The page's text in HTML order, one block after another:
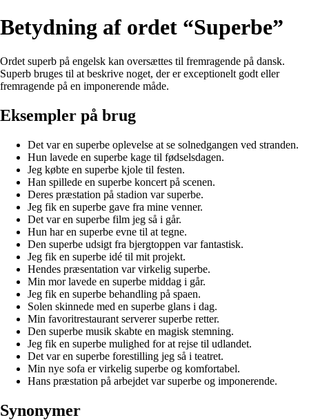
Betydning af ordet “Superbe”
Ordet superb på engelsk kan oversættes til fremragende på dansk.
Superb bruges til at beskrive noget, der er exceptionelt godt eller
fremragende på en imponerende måde.
Eksempler på brug
Det var en superbe oplevelse at se solnedgangen ved stranden.
Hun lavede en superbe kage til fødselsdagen.
Jeg købte en superbe kjole til festen.
Han spillede en superbe koncert på scenen.
Deres præstation på stadion var superbe.
Jeg fik en superbe gave fra mine venner.
Det var en superbe film jeg så i går.
Hun har en superbe evne til at tegne.
Den superbe udsigt fra bjergtoppen var fantastisk.
Jeg fik en superbe idé til mit projekt.
Hendes præsentation var virkelig superbe.
Min mor lavede en superbe middag i går.
Jeg fik en superbe behandling på spaen.
Solen skinnede med en superbe glans i dag.
Min favoritrestaurant serverer superbe retter.
Den superbe musik skabte en magisk stemning.
Jeg fik en superbe mulighed for at rejse til udlandet.
Det var en superbe forestilling jeg så i teatret.
Min nye sofa er virkelig superbe og komfortabel.
Hans præstation på arbejdet var superbe og imponerende.
Synonymer